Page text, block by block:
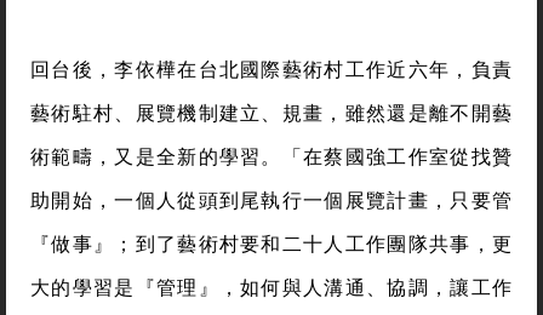
回台後，李依樺在台北國際藝術村工作近六年，負責
藝術駐村、展覽機制建立、規畫，雖然還是離不開藝
術範疇，又是全新的學習。「在蔡國強工作室從找贊
助開始，一個人從頭到尾執行一個展覽計畫，只要管
『做事』；到了藝術村要和二十人工作團隊共事，更
大的學習是『管理』，如何與人溝通、協調，讓工作